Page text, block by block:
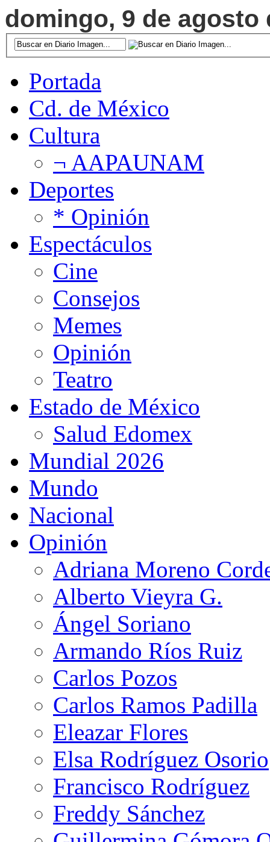
domingo, 9 de agosto
Portada
Cd. de México
Cultura
¬ AAPAUNAM
Deportes
* Opinión
Espectáculos
Cine
Consejos
Memes
Opinión
Teatro
Estado de México
Salud Edomex
Mundial 2026
Mundo
Nacional
Opinión
Adriana Moreno
Alberto Vieyra G.
Ángel Soriano
Armando Ríos Ruiz
Carlos Pozos
Carlos Ramos Padilla
Eleazar Flores
Elsa Rodríguez Osorio
Francisco Rodríguez
Freddy Sánchez